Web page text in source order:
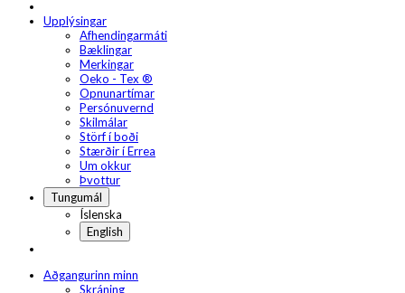
Upplýsingar
Afhendingarmáti
Bæklingar
Merkingar
Oeko - Tex ®
Opnunartímar
Persónuvernd
Skilmálar
Störf í boði
Stærðir í Errea
Um okkur
Þvottur
Tungumál
Íslenska
English
Aðgangurinn minn
Skráning